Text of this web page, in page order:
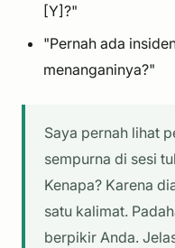
[Y]?"
"Pernah ada
menanganinya?"
Saya pernah lihat
sempurna di sesi
Kenapa? Karena
satu kalimat.
berpikir Anda.